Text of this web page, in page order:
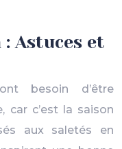
Astuces et
besoin d’être
car c’est la saison
aux saletés en